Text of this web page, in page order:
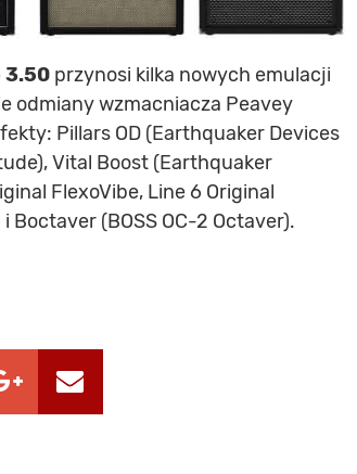
3.50 przynosi kilka nowych emulacji
odmiany wzmacniacza Peavey
Pillars OD (Earthquaker Devices
Vital Boost (Earthquaker
FlexoVibe, Line 6 Original
(BOSS OC-2 Octaver).